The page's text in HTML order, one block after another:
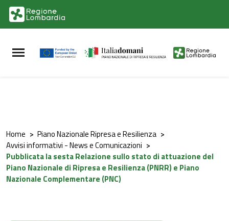
Vai al contenuto principale
Vai al footer
Home > Piano Nazionale Ripresa e Resilienza >
Avvisi informativi - News e Comunicazioni >
Pubblicata la sesta Relazione sullo stato di attuazione del
Piano Nazionale di Ripresa e Resilienza (PNRR) e Piano
Nazionale Complementare (PNC)